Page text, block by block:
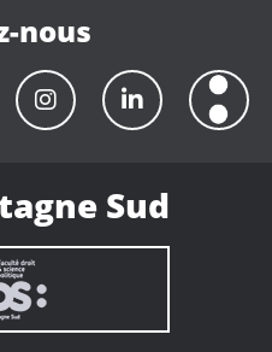
nous
Sud